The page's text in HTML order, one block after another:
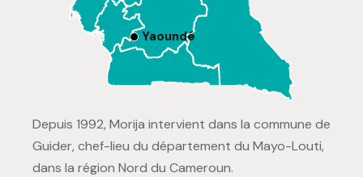
Yaoundé
Depuis 1992, Morija intervient dans la commune de
Guider, chef-lieu du département du Mayo-Louti,
dans la région Nord du Cameroun.